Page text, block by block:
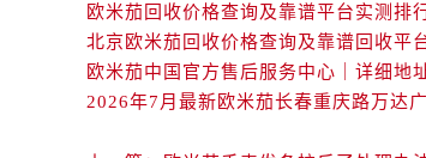
辽宁省抚顺市新抚区东
辽宁省阜新市海州区解
辽宁省葫芦岛市连山区
欧米茄回收价格查询及靠谱平台实测排